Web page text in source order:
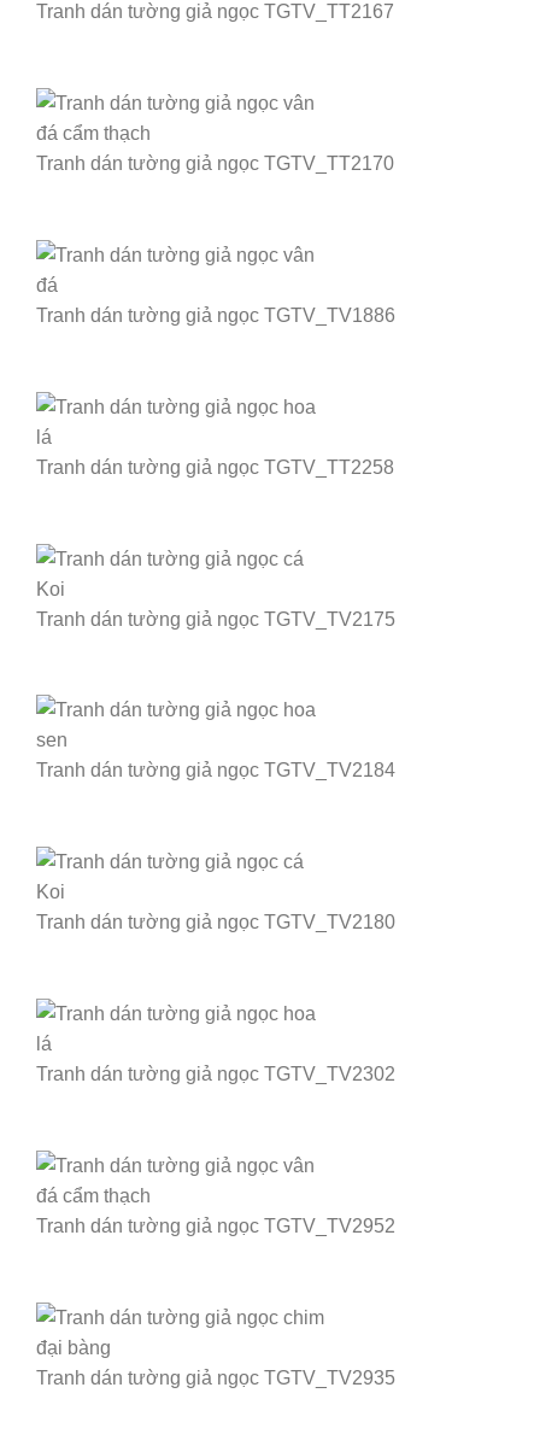
Tranh dán tường giả ngọc TGTV_TT2167
Tranh dán tường giả ngọc TGTV_TT2170
Tranh dán tường giả ngọc TGTV_TV1886
Tranh dán tường giả ngọc TGTV_TT2258
Tranh dán tường giả ngọc TGTV_TV2175
Tranh dán tường giả ngọc TGTV_TV2184
Tranh dán tường giả ngọc TGTV_TV2180
Tranh dán tường giả ngọc TGTV_TV2302
Tranh dán tường giả ngọc TGTV_TV2952
Tranh dán tường giả ngọc TGTV_TV2935